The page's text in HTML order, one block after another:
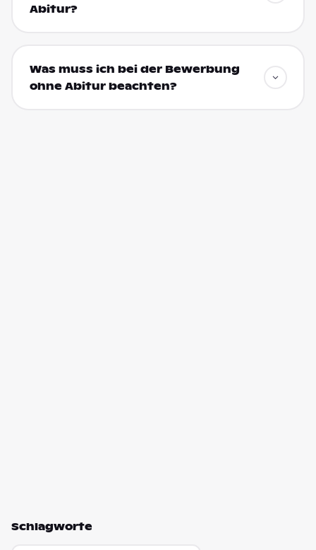
Abitur?
Was muss ich bei der Bewerbung
ohne Abitur beachten?
Schlagworte